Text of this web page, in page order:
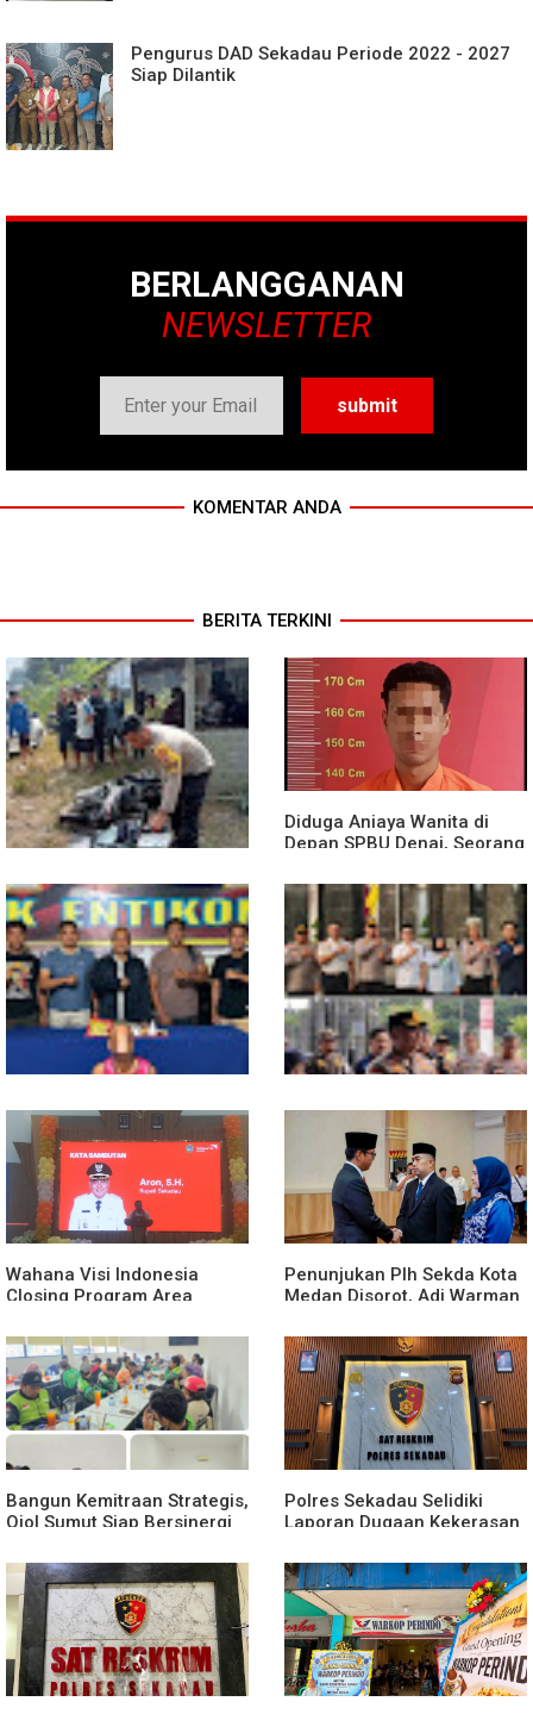
Pengurus DAD Sekadau Periode 2022 - 2027
Siap Dilantik
BERLANGGANAN
NEWSLETTER
KOMENTAR ANDA
BERITA TERKINI
Truk Kontainer Oleng Tabrak
Vario, Warga Kapuas
Meninggal di Dusun Mak
Tampong
Diduga Aniaya Wanita di
Depan SPBU Denai, Seorang
Medan Area
Polsek Entikong Gagalkan
Peredaran Sabu 151,76
Gram di Perbatasan
Kunker Perdana ke
Entikong, Kapolres Sanggau:
Keamanan Perbatasan
Tanggung Jawab Bersama
Wahana Visi Indonesia
Closing Program Area
Penunjukan Plh Sekda Kota
Medan Disorot, Adi Warman
Komitmen terhadap Sistem
Merit
Bangun Kemitraan Strategis,
Ojol Sumut Siap Bersinergi
yang Tertib dan Kondusif
Polres Sekadau Selidiki
Laporan Dugaan Kekerasan
Dibawah Umur